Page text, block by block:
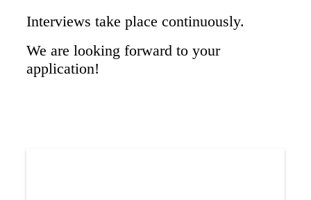
Interviews take place continuously.
We are looking forward to your
application!